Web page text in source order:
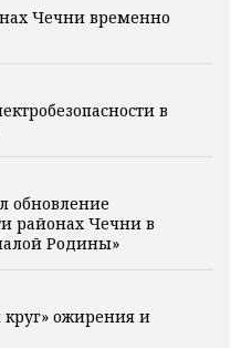
Чечни временно
в
обновление
районах Чечни в
Родины»
ожирения и